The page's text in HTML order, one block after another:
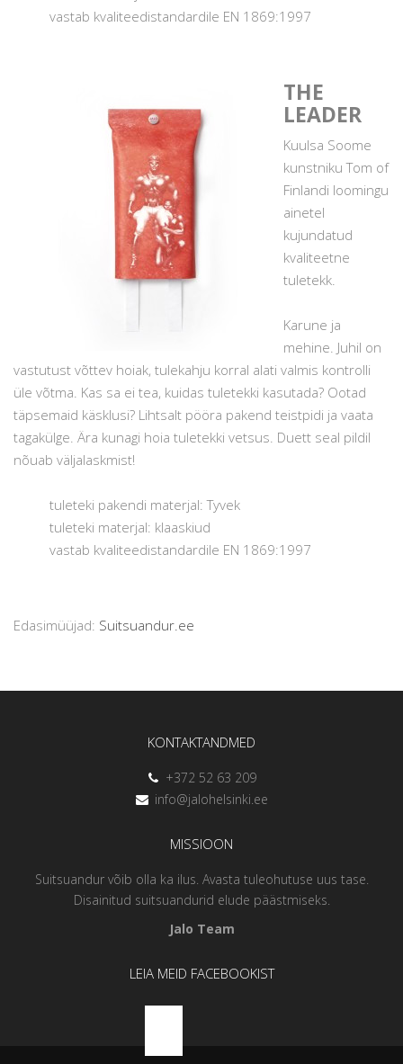
vastab kvaliteedistandardile EN 1869:1997
THE
LEADER
Kuulsa Soome
kunstniku Tom of
Finlandi loomingu
ainetel
kujundatud
kvaliteetne
tuletekk.
Karune ja
mehine. Juhil on
vastutust võttev hoiak, tulekahju korral alati valmis kontrolli
üle võtma. Kas sa ei tea, kuidas tuletekki kasutada? Ootad
täpsemaid käsklusi? Lihtsalt pööra pakend teistpidi ja vaata
tagakülge. Ära kunagi hoia tuletekki vetsus. Duett seal pildil
nõuab väljalaskmist!
tuleteki pakendi materjal: Tyvek
tuleteki materjal: klaaskiud
vastab kvaliteedistandardile EN 1869:1997
Edasimüüjad: Suitsuandur.ee
KONTAKTANDMED
+372 52 63 209
info@jalohelsinki.ee
MISSIOON
Suitsuandur võib olla ka ilus. Avasta tuleohutuse uus tase.
Disainitud suitsuandurid elude päästmiseks.
Jalo Team
LEIA MEID FACEBOOKIST